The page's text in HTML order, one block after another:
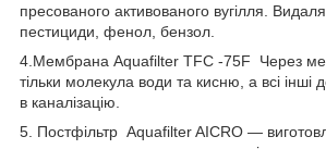
пресованого активованого вугілля.
пестициди, фенол, бензол.
4.Мембрана Aquafilter TFC -75F Через
тільки молекула води та кисню, а всі інші
в каналізацію.
5. Постфільтр Aquafilter AICRO —